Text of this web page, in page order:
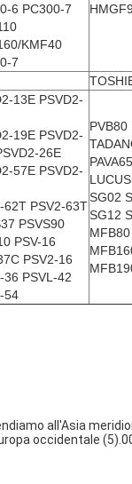
6 PC300-7
KMF40
7
13E PSVD2-
19E PSVD2-
26E
57E PSVD2-
62T PSV2-63T
PSVS90
PSV-16
PSV2-16
36 PSVL-42
54
PVB80
SG02
SG12
all'Asia
occidentale